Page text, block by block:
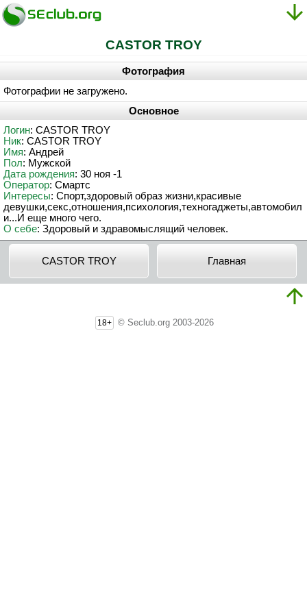
CASTOR TROY
Фотография
Фотографии не загружено.
Основное
Логин: CASTOR TROY
Ник: CASTOR TROY
Имя: Андрей
Пол: Мужской
Дата рождения: 30 ноя -1
Оператор: Смартс
Интересы: Спорт,здоровый образ жизни,красивые
девушки,секс,отношения,психология,техногаджеты,автомобил
и...И еще много чего.
О себе: Здоровый и здравомыслящий человек.
CASTOR TROY Главная
18+ © Seclub.org 2003-2026